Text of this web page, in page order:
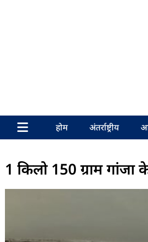
होम अंतर्राष्ट्रीय
1 किलो 150 ग्राम